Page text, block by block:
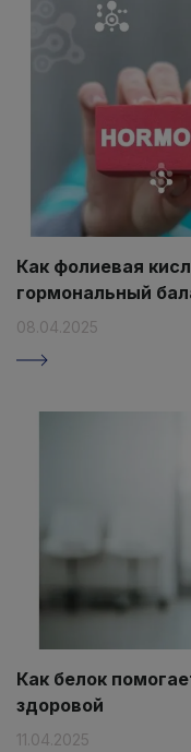
Как фолиевая
гормональный
08.04.2025
Как белок
здоровой
11.04.2025